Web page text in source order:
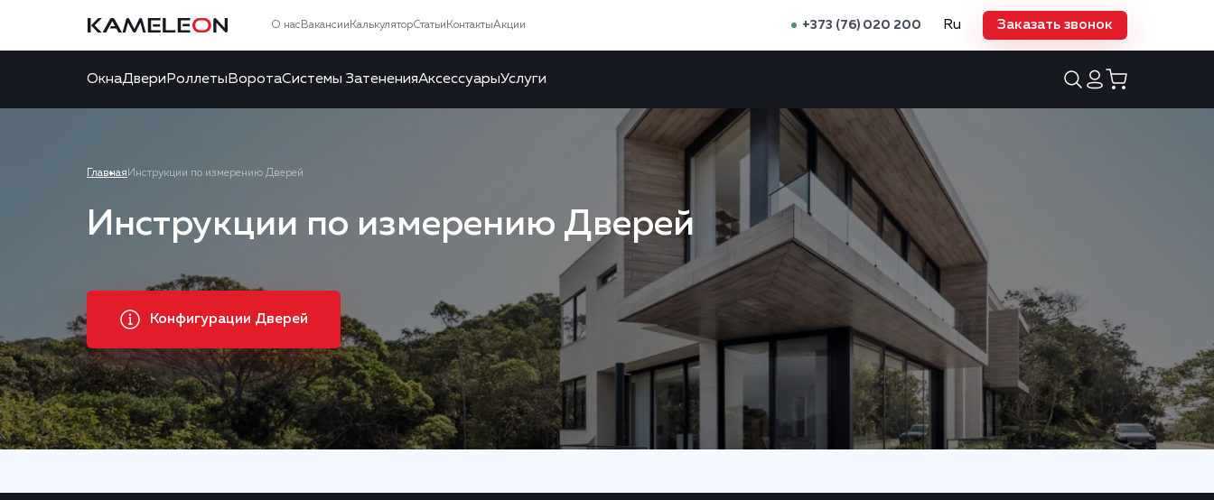
О нас Вакансии КалькуляторСтатьи КонтактыАкции +373 (76) 020 200 Ru Заказать звонок
ОкнаДвери Роллеты ВоротаСистемы ЗатененияАксессуарыУслуги
Главная Инструкции по измерению Дверей
Инструкции по измерению Дверей
Конфигурации Дверей